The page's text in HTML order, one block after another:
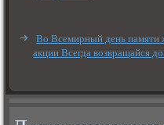
Во Всемирный день
акции Всегда возвращайся